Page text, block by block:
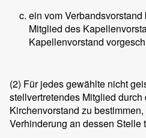
ein vom
Mitglied des
Kapellenvorstand
(2) Für jedes gewählte nicht
stellvertretendes Mitglied
Kirchenvorstand zu
Verhinderung an dessen Stelle